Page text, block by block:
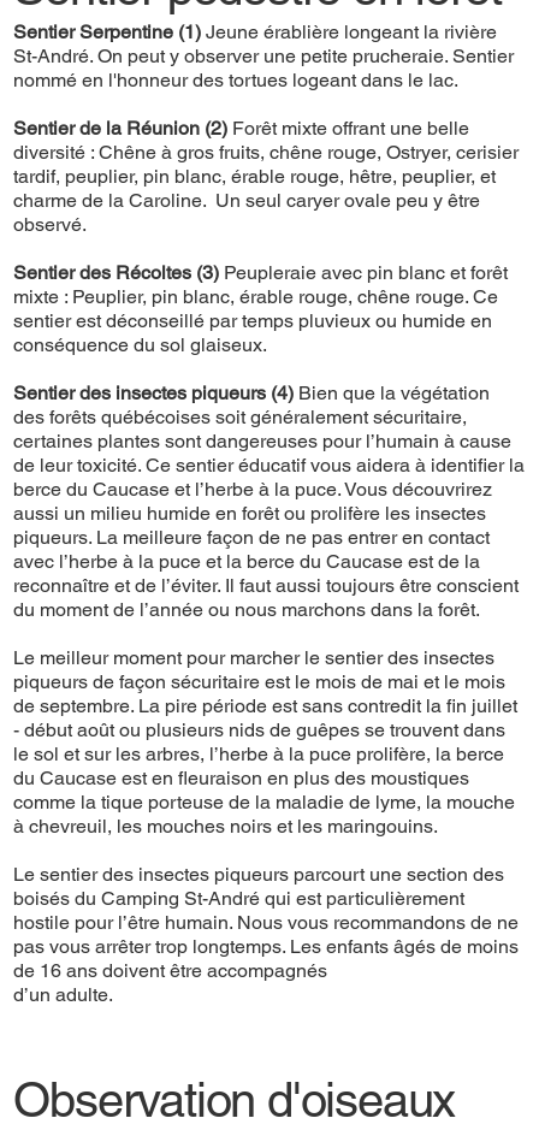
Sentier Serpentine (1)Jeune érablière longeant la rivière
St-André. On peut y observer une petite prucheraie. Sentier
nommé en l'honneur des tortues logeant dans le lac.
Sentier de la Réunion (2) Forêt mixte offrant une belle
diversité : Chêne à gros fruits, chêne rouge, Ostryer, cerisier
tardif, peuplier, pin blanc, érable rouge, hêtre, peuplier, et
charme de la Caroline. Un seul caryer ovale peu y être
observé.
Sentier des Récoltes (3) Peupleraie avec pin blanc et forêt
mixte : Peuplier, pin blanc, érable rouge, chêne rouge. Ce
sentier est déconseillé par temps pluvieux ou humide en
conséquence du sol glaiseux.
Sentier des insectes piqueurs (4) Bien que la végétation
des forêts québécoises soit généralement sécuritaire,
certaines plantes sont dangereuses pour l’humain à cause
de leur toxicité. Ce sentier éducatif vous aidera à identifier la
berce du Caucase et l’herbe à la puce. Vous découvrirez
aussi un milieu humide en forêt ou prolifère les insectes
piqueurs. La meilleure façon de ne pas entrer en contact
avec l’herbe à la puce et la berce du Caucase est de la
reconnaître et de l’éviter. Il faut aussi toujours être conscient
du moment de l’année ou nous marchons dans la forêt.
Le meilleur moment pour marcher le sentier des insectes
piqueurs de façon sécuritaire est le mois de mai et le mois
de septembre. La pire période est sans contredit la fin juillet
- début août ou plusieurs nids de guêpes se trouvent dans
le sol et sur les arbres, l’herbe à la puce prolifère, la berce
du Caucase est en fleuraison en plus des moustiques
comme la tique porteuse de la maladie de lyme, la mouche
à chevreuil, les mouches noirs et les maringouins.
Le sentier des insectes piqueurs parcourt une section des
boisés du Camping St-André qui est particulièrement
hostile pour l’être humain. Nous vous recommandons de ne
pas vous arrêter trop longtemps. Les enfants âgés de moins
de 16 ans doivent être accompagnés
d’un adulte.
Observation d'oiseaux